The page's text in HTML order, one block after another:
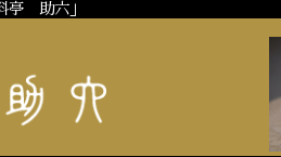
亭 助六」